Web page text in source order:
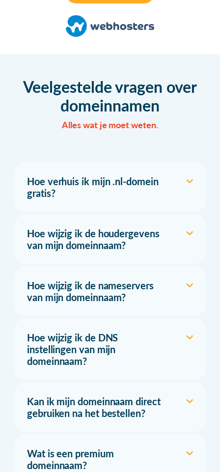
Veelgestelde vragen over
domeinnamen
Alles wat je moet weten.
Hoe verhuis ik mijn .nl-domein
gratis?
Hoe wijzig ik de houdergevens
van mijn domeinnaam?
Hoe wijzig ik de nameservers
van mijn domeinnaam?
Hoe wijzig ik de DNS
instellingen van mijn
domeinnaam?
Kan ik mijn domeinnaam direct
gebruiken na het bestellen?
Wat is een premium
domeinnaam?